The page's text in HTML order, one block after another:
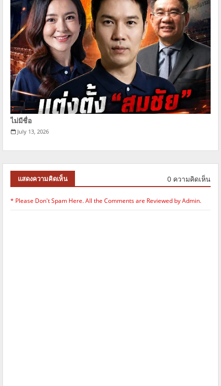
ไม่มีชื่อ
July 13, 2026
แสดงความคิดเห็น 0 ความคิดเห็น
* Please Don't Spam Here. All the Comments are Reviewed by Admin.